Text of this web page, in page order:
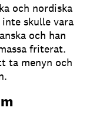
och nordiska
skulle vara
och han
friterat.
ta menyn och